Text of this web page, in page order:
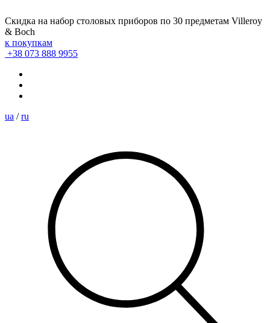
Скидка на набор столовых приборов по 30 предметам Villeroy
& Boch
к покупкам
+38 073 888 9955
ua / ru